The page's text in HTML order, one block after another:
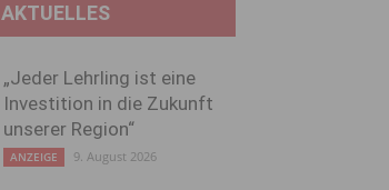
AKTUELLES
„Jeder Lehrling ist eine
Investition in die Zukunft
unserer Region“
ANZEIGE 9. August 2026